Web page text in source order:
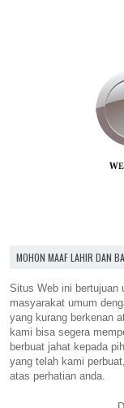
MOHON MAAF LAHIR DAN
Situs Web ini bertujuan
masyarakat umum
yang kurang berkenan
kami bisa segera
berbuat jahat kepada
yang telah kami
atas perhatian anda.